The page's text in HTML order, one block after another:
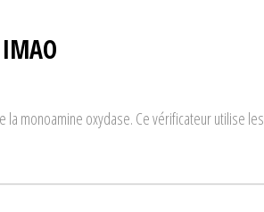
monoamine oxydase. Ce vérificateur utilise les